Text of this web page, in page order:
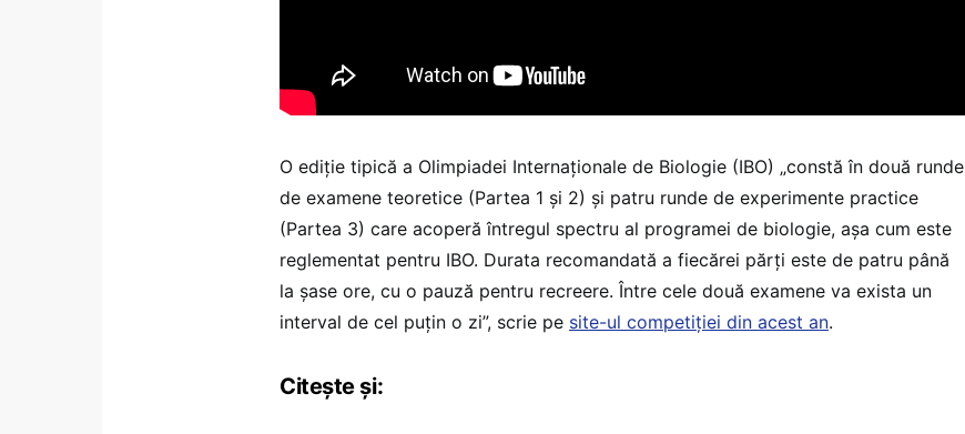
O ediție tipică a Olimpiadei Internaționale de Biologie (IBO) „constă în două runde
de examene teoretice (Partea 1 și 2) și patru runde de experimente practice
(Partea 3) care acoperă întregul spectru al programei de biologie, așa cum este
reglementat pentru IBO. Durata recomandată a fiecărei părți este de patru până
la șase ore, cu o pauză pentru recreere. Între cele două examene va exista un
interval de cel puțin o zi”, scrie pe site-ul competiției din acest an.
Citește și: